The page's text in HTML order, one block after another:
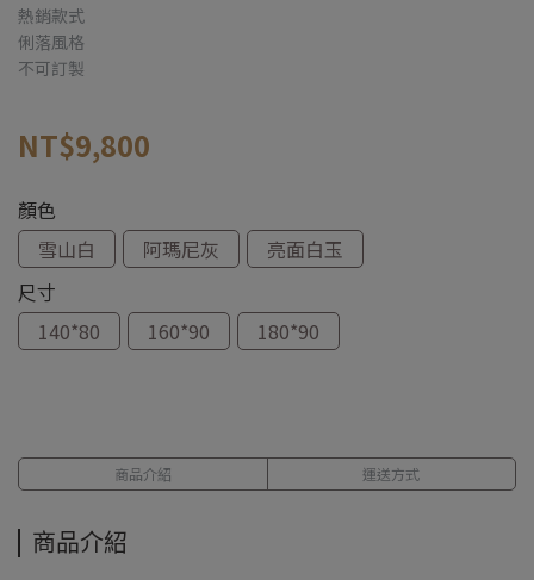
熱銷款式
俐落風格
不可訂製
NT$9,800
顏色
雪山白
阿瑪尼灰
亮面白玉
尺寸
140*80
160*90 180*90
商品介紹 運送方式
商品介紹